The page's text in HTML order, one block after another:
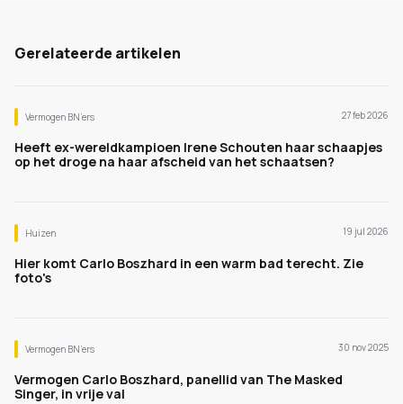
Gerelateerde artikelen
Vermogen BN’ers 27 feb 2026
Heeft ex-wereldkampioen Irene Schouten haar schaapjes
op het droge na haar afscheid van het schaatsen?
Huizen 19 jul 2026
Hier komt Carlo Boszhard in een warm bad terecht. Zie
foto's
Vermogen BN’ers 30 nov 2025
Vermogen Carlo Boszhard, panellid van The Masked
Singer, in vrije val